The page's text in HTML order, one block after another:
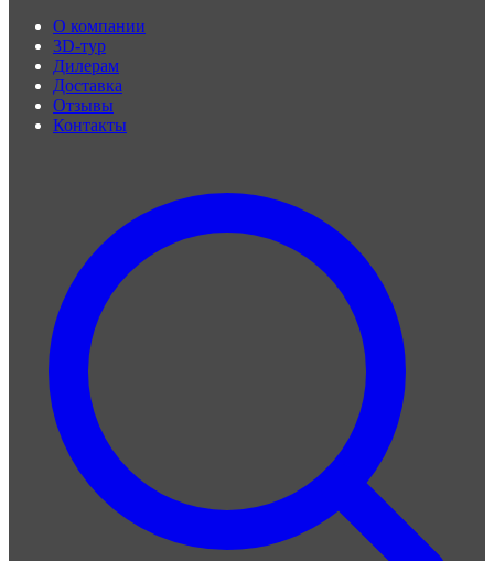
О компании
3D-тур
Дилерам
Доставка
Отзывы
Контакты